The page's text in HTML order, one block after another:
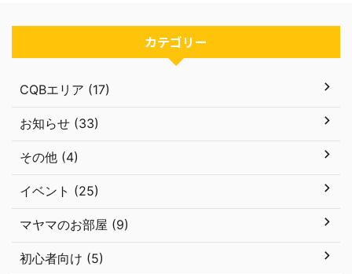
カテゴリー
CQBエリア (17)
お知らせ (33)
その他 (4)
イベント (25)
マヤマのお部屋 (9)
初心者向け (5)